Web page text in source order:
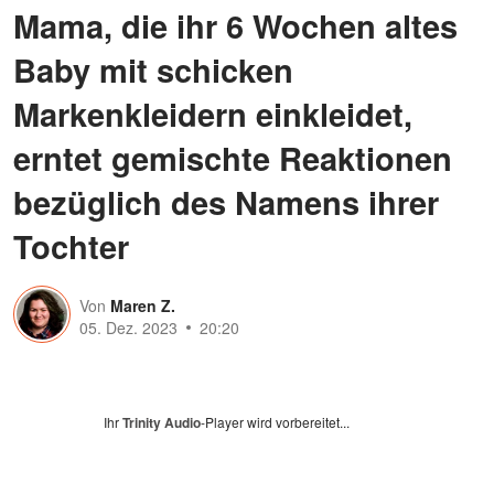
Mama, die ihr 6 Wochen altes
Baby mit schicken
Markenkleidern einkleidet,
erntet gemischte Reaktionen
bezüglich des Namens ihrer
Tochter
Von Maren Z.
05. Dez. 2023
20:20
IhrTrinity Audio-Player wird vorbereitet...